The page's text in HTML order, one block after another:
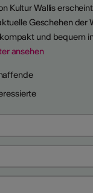
Kultur Wallis
Geschehen der
und bequem
ansehen